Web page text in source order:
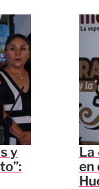
y
La
en